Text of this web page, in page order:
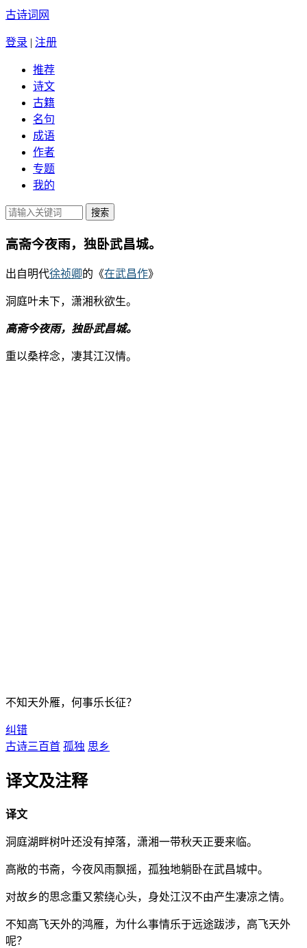
古诗词网
登录 | 注册
推荐
诗文
古籍
名句
成语
作者
专题
我的
高斋今夜雨，独卧武昌城。
出自明代徐祯卿的《在武昌作》
洞庭叶未下，潇湘秋欲生。
高斋今夜雨，独卧武昌城。
重以桑梓念，凄其江汉情。
不知天外雁，何事乐长征？
纠错
古诗三百首 孤独 思乡
译文及注释
译文
洞庭湖畔树叶还没有掉落，潇湘一带秋天正要来临。
高敞的书斋，今夜风雨飘摇，孤独地躺卧在武昌城中。
对故乡的思念重又萦绕心头，身处江汉不由产生凄凉之情。
不知高飞天外的鸿雁，为什么事情乐于远途跋涉，高飞天外
呢？